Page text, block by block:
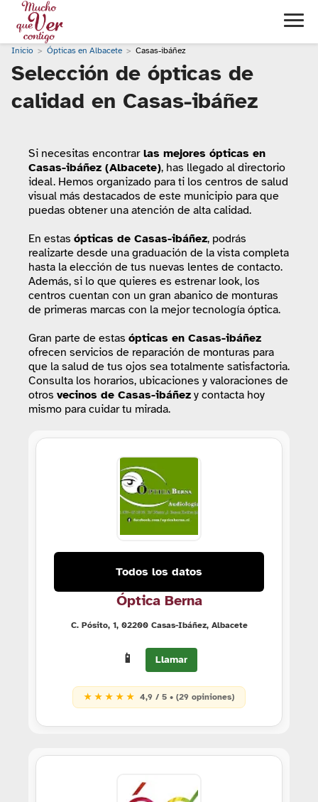
Inicio Ópticas en Albacete Casas-ibáñez
Selección de ópticas de
calidad en Casas-ibáñez
Si necesitas encontrarlas mejores ópticas en
Casas-ibáñez (Albacete), has llegado al directorio
ideal. Hemos organizado para ti los centros de salud
visual más destacados de este municipio para que
puedas obtener una atención de alta calidad.
En estas ópticas de Casas-ibáñez, podrás
realizarte desde una graduación de la vista completa
hasta la elección de tus nuevas lentes de contacto.
Además, si lo que quieres es estrenar look, los
centros cuentan con un gran abanico de monturas
de primeras marcas con la mejor tecnología óptica.
Gran parte de estas ópticas en Casas-ibáñez
ofrecen servicios de reparación de monturas para
que la salud de tus ojos sea totalmente satisfactoria.
Consulta los horarios, ubicaciones y valoraciones de
otros vecinos de Casas-ibáñez y contacta hoy
mismo para cuidar tu mirada.
Todos los datos
Óptica Berna
C. Pósito, 1, 02200 Casas-Ibáñez, Albacete
📱 Llamar
★ ★ ★ ★ ★ 4,9 / 5 • (29 opiniones)